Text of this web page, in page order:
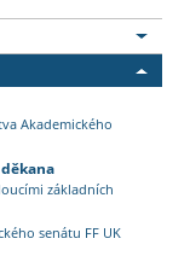
Akademického
základních
senátu FF UK